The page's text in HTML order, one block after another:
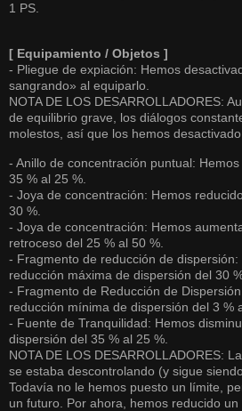
1 PS.
[ Equipamiento / Objetos ]
- Pliegue de expiación: Hemos
sangrando» al equiparlo.
NOTA DE LOS DESARROLLADORES:
de equilibrio grave, los diálogos
molestos, así que los hemos
- Anillo de concentración puntual:
35 % al 25 %.
- Joya de concentración: Hemos
30 %.
- Joya de concentración: Hemos
retroceso del 25 % al 50 %.
- Fragmento de reducción de
reducción máxima de dispersión del 30
- Fragmento de Reducción de
reducción mínima de dispersión del 3 %
- Fuente de Tranquilidad: Hemos
dispersión del 35 % al 25 %.
NOTA DE LOS DESARROLLADORES:
se estaba descontrolando (y sigue
Todavía no le hemos puesto un límite,
un futuro. Por ahora, hemos reducido